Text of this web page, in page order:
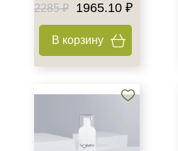
30 мл
50 мл
60 мл
AHA-кислоты
2285 ₽
1965.10 ₽
В корзину